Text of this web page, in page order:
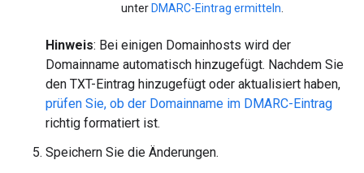
unter DMARC-Eintrag ermitteln.
Hinweis: Bei einigen Domainhosts wird der
Domainname automatisch hinzugefügt. Nachdem Sie
den TXT-Eintrag hinzugefügt oder aktualisiert haben,
prüfen Sie, ob der Domainname im DMARC-Eintrag
richtig formatiert ist.
Speichern Sie die Änderungen.